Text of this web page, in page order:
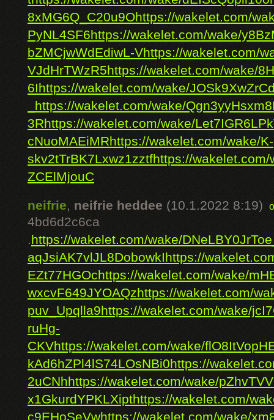
8xMG6Q_C20u9Ohttps://wakelet.com/
PyNL4SF6https://wakelet.com/wake/
bZMCjwWdEdiwL-Vhttps://wakelet.com/
VJdHrTWzR5https://wakelet.com/wake/
6Ihttps://wakelet.com/wake/
_https://wakelet.com/wake/
3Rhttps://wakelet.com/wake/
cNuoMAEiMRhttps://wakelet.com/wake/K-
skv2tTrBK7Lxwz1zztfhttps://
ZCElMjouC
neifrie, neifrie heddee (10.1.2022 8:19)
4bd6d2c6ca
.https://wakelet.com/wake/
aqJsiAK7vlJL8DobowkIhttps://
EZt77HGOchttps://wakelet.com/wake/
wxcvF649JYOAQzhttps://wakelet.com/
puv_Upqlla9https://wakelet.com/wake/
ruHg-
CKVhttps://wakelet.com/wake/
kAd6hZPl4lS74LOsNBi0https://
2uCNhhttps://wakelet.com/wake/
x1GkurdYPKLXipthttps://wakelet.com/
c9EHoSeVwhttps://wakelet.com/wake/